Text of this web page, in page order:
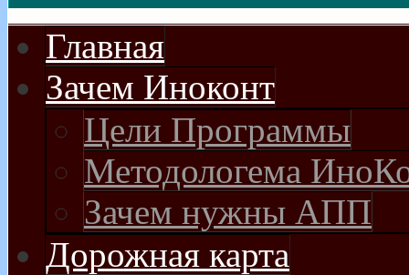
Главная
Зачем Иноконт
Цели Программы
Методологема
Зачем нужны АПП
Дорожная карта